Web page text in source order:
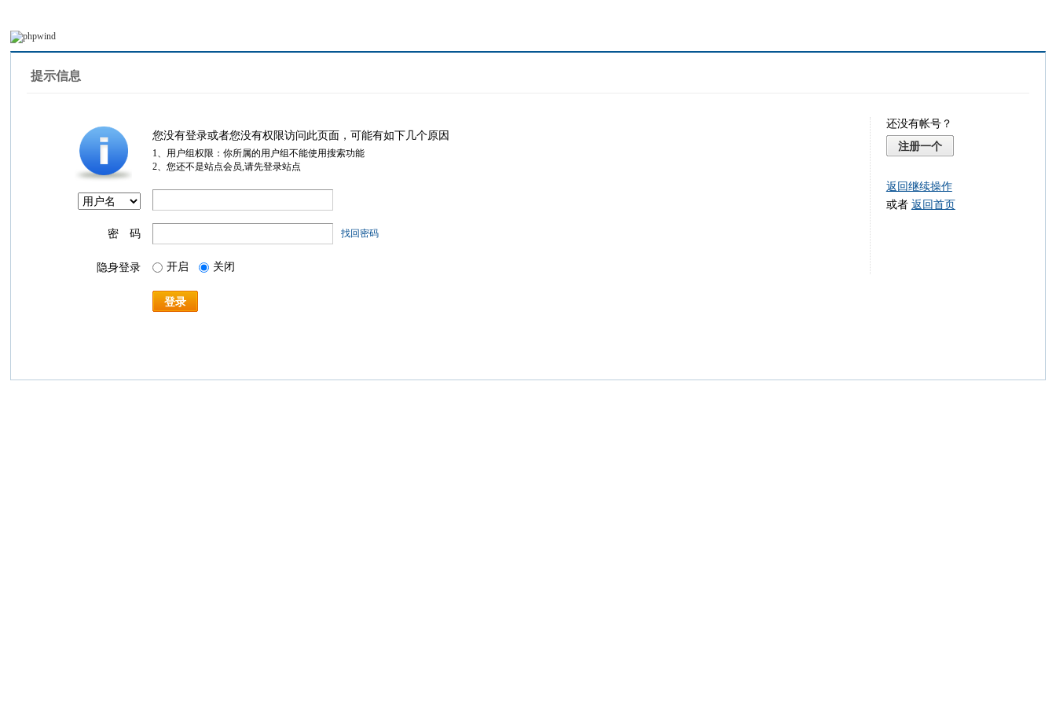
提示信息
您没有登录或者您没有权限访问此页面，可能有如下几个原因
1、用户组权限：你所属的用户组不能使用搜索功能
2、您还不是站点会员,请先登录站点
密 码 找回密码
隐身登录 开启 关闭
登录
还没有帐号？
注册一个
返回继续操作
或者 返回首页